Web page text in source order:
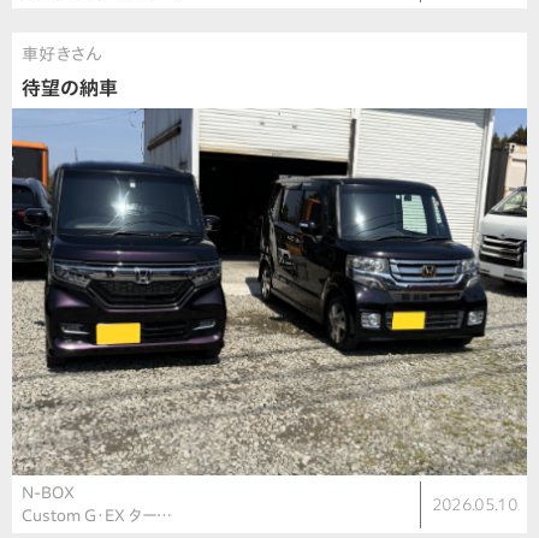
車好きさん
待望の納車
N-BOX
Custom G・EX ター…
2026.05.10